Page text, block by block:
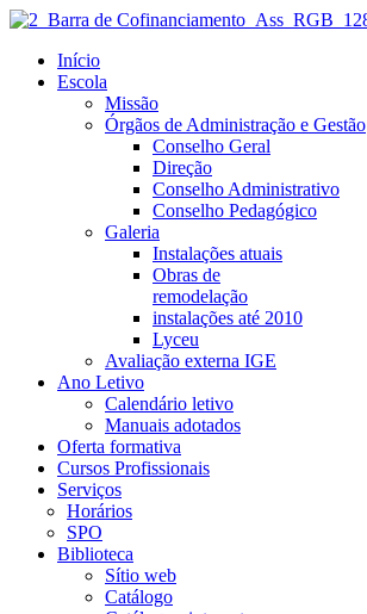
Início
Escola
Missão
Órgãos de Administração e Gestão
Conselho Geral
Direção
Conselho Administrativo
Conselho Pedagógico
Galeria
Instalações atuais
Obras de
remodelação
instalações até 2010
Lyceu
Avaliação externa IGE
Ano Letivo
Calendário letivo
Manuais adotados
Oferta formativa
Cursos Profissionais
Serviços
Horários
SPO
Biblioteca
Sítio web
Catálogo